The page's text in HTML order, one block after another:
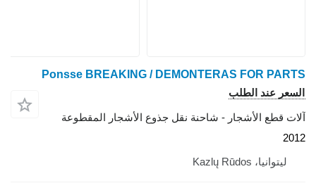
Ponsse BREAKING / DEMONTERAS
الطلب
- شاحنة نقل جذوع الأشجار المقطوعة